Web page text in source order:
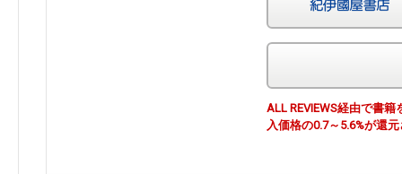
ALL REVIEWS経由で書
入価格の0.7～5.6%が還